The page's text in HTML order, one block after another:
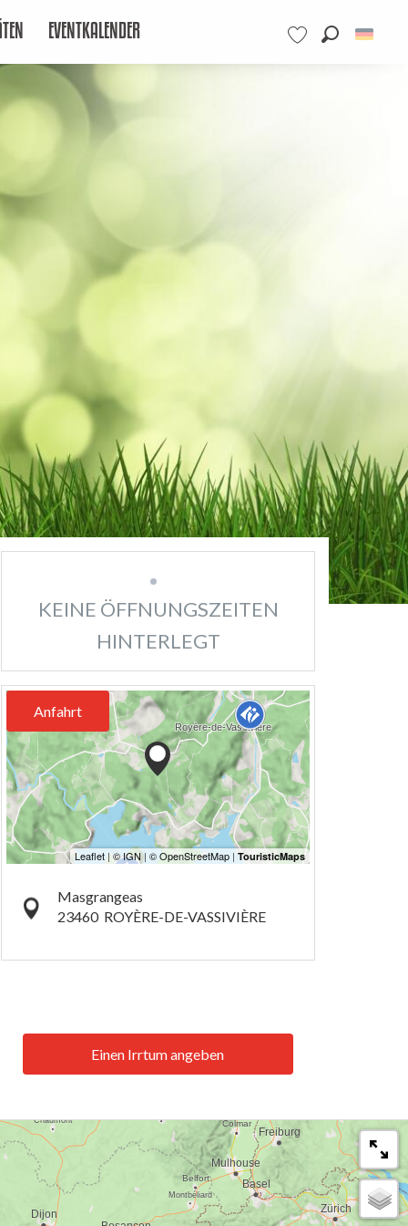
Voir les favoris
EVENTKALENDER
KEINE ÖFFNUNGSZEITEN
HINTERLEGT
Anfahrt
Masgrangeas
23460 ROYÈRE-DE-VASSIVIÈRE
Einen Irrtum angeben